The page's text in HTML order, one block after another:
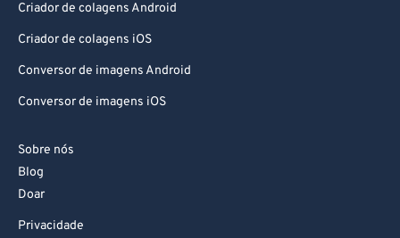
Criador de colagens Android
Criador de colagens iOS
Conversor de imagens Android
Conversor de imagens iOS
Sobre nós
Blog
Doar
Privacidade